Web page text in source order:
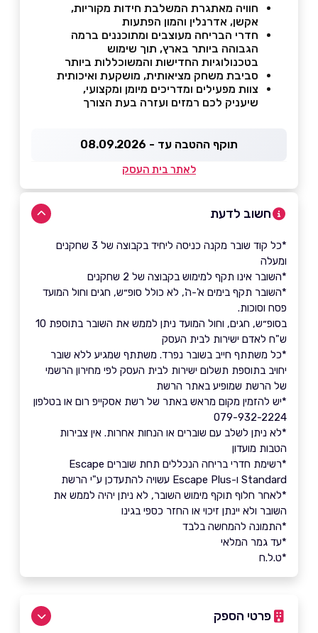
חוויה מאתגרת המשלבת חידות מקוריות,
אקשן, אדרנלין והמון הפתעות
חדרי הבריחה מעוצבים ומתוכננים ברמה
הגבוהה ביותר בארץ, תוך שימוש
בטכנולוגיות החדישות והמשוכללות ביותר
סביבת משחק מציאותית, מושקעת ואיכותית
צוות מפעילים ומדריכים מיומן ומקצועי,
שיעניק לכם רמזים ועזרה בעת הצורך
תוקף ההטבה עד - 08.09.2026
לאתר בית העסק
חשוב לדעת
*כל קוד שובר מקנה כניסה ליחיד בקבוצה של 3 שחקנים
ומעלה
*השובר אינו תקף למימוש בקבוצה של 2 שחקנים
*השובר תקף בימים א'-ה', לא כולל סופ״ש, חגים וחול המועד
פסח וסוכות.
בסופ״ש, חגים, וחול המועד ניתן לממש את השובר בתוספת 10
ש"ח לאדם ישירות לבית העסק
*כל משתתף חייב בשובר נפרד. משתתף שמגיע ללא שובר
יחויב בתוספת תשלום ישירות לבית העסק לפי מחירון הרשמי
של הרשת שמופיע באתר הרשת
*יש להזמין מקום מראש באתר של רשת אסקייפ רום או בטלפון
079-932-2224
*לא ניתן לשלב עם שוברים או הנחות אחרות. אין צבירות
הטבות מועדון
*רשימת חדרי בריחה הנכללים תחת שוברים Escape
Standard ו-Escape Plus עשויה להתעדכן ע"י הרשת
*לאחר חלוף תוקף מימוש השובר, לא ניתן יהיה לממש את
השובר ולא יינתן זיכוי או החזר כספי בגינו
*התמונה להמחשה בלבד
*עד גמר המלאי
*ט.ל.ח
פרטי הספק